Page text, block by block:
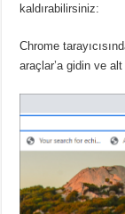
kaldırabilirsiniz:
Chrome
araçlar’a gidin ve alt